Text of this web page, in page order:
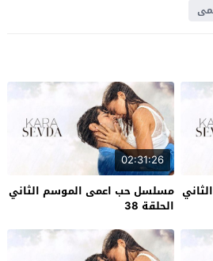
02:31:26
مسلسل حب اعمى الموسم الثاني
الحلقة 38